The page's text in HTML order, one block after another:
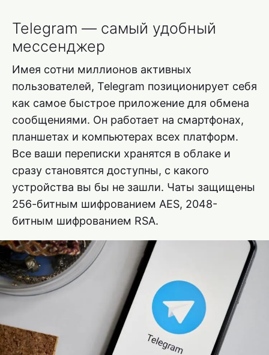
Telegram — самый удобный
мессенджер
Имея сотни миллионов активных
пользователей, Telegram позиционирует себя
как самое быстрое приложение для обмена
сообщениями. Он работает на смартфонах,
планшетах и компьютерах всех платформ.
Все ваши переписки хранятся в облаке и
сразу становятся доступны, с какого
устройства вы бы не зашли. Чаты защищены
256-битным шифрованием AES, 2048-
битным шифрованием RSA.